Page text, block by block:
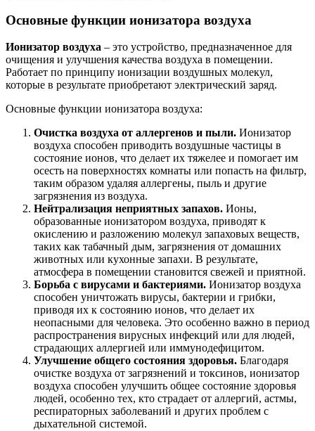
Основные функции ионизатора воздуха
Ионизатор воздуха – это устройство, предназначенное для
очищения и улучшения качества воздуха в помещении.
Работает по принципу ионизации воздушных молекул,
которые в результате приобретают электрический заряд.
Основные функции ионизатора воздуха:
Очистка воздуха от аллергенов и пыли. Ионизатор
воздуха способен приводить воздушные частицы в
состояние ионов, что делает их тяжелее и помогает им
осесть на поверхностях комнаты или попасть на фильтр,
таким образом удаляя аллергены, пыль и другие
загрязнения из воздуха.
Нейтрализация неприятных запахов. Ионы,
образованные ионизатором воздуха, приводят к
окислению и разложению молекул запаховых веществ,
таких как табачный дым, загрязнения от домашних
животных или кухонные запахи. В результате,
атмосфера в помещении становится свежей и приятной.
Борьба с вирусами и бактериями. Ионизатор воздуха
способен уничтожать вирусы, бактерии и грибки,
приводя их к состоянию ионов, что делает их
неопасными для человека. Это особенно важно в период
распространения вирусных инфекций или для людей,
страдающих аллергией или иммунодефицитом.
Улучшение общего состояния здоровья. Благодаря
очистке воздуха от загрязнений и токсинов, ионизатор
воздуха способен улучшить общее состояние здоровья
людей, особенно тех, кто страдает от аллергий, астмы,
респираторных заболеваний и других проблем с
дыхательной системой.